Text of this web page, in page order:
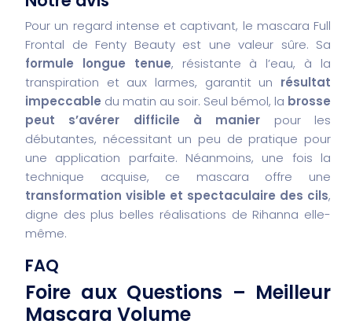
Pour un regard intense et captivant, le mascara Full
Frontal de Fenty Beauty est une valeur sûre. Sa
formule longue tenue, résistante à l’eau, à la
transpiration et aux larmes, garantit un résultat
impeccable du matin au soir. Seul bémol, la brosse
peut s’avérer difficile à manier pour les
débutantes, nécessitant un peu de pratique pour
une application parfaite. Néanmoins, une fois la
technique acquise, ce mascara offre une
transformation visible et spectaculaire des cils,
digne des plus belles réalisations de Rihanna elle-
même.
FAQ
Foire aux Questions – Meilleur
Mascara Volume